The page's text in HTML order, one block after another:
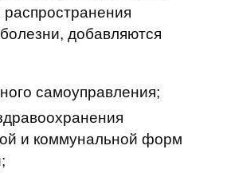
добавляются
самоуправления;
и коммунальной форм